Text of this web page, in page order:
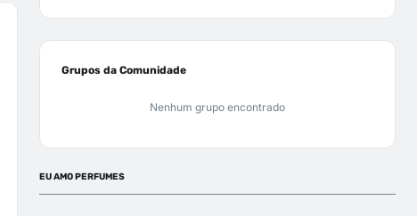
Grupos da Comunidade
Nenhum grupo encontrado
EU AMO PERFUMES